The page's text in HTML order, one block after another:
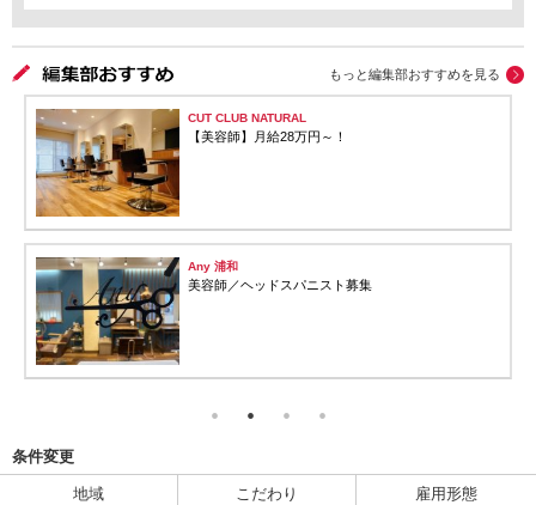
すい！これからカット専門店で働きたい方にもおすすめ◎
もっと編集部おすすめを見る
CUT CLUB NATURAL
【美容師】月給28万円～！
Any 浦和
美容師／ヘッドスパニスト募集
条件変更
地域 こだわり 雇用形態